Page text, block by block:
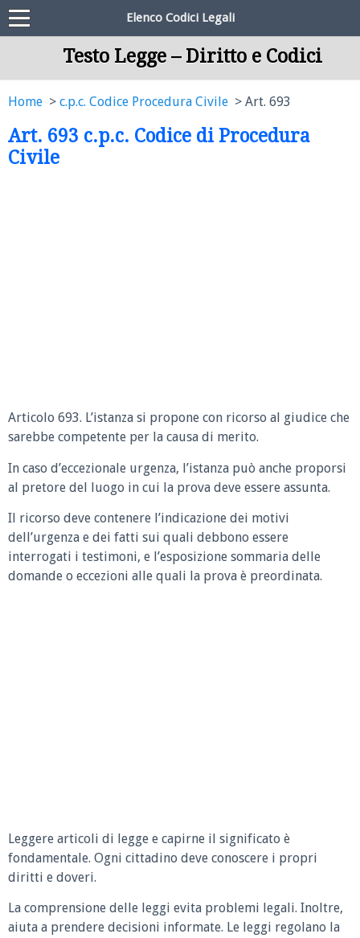
Elenco Codici Legali
Testo Legge – Diritto e Codici
Home c.p.c. Codice Procedura Civile Art. 693
Art. 693 c.p.c. Codice di Procedura
Civile
Articolo 693. L’istanza si propone con ricorso al giudice che
sarebbe competente per la causa di merito.
In caso d’eccezionale urgenza, l’istanza può anche proporsi
al pretore del luogo in cui la prova deve essere assunta.
Il ricorso deve contenere l’indicazione dei motivi
dell’urgenza e dei fatti sui quali debbono essere
interrogati i testimoni, e l’esposizione sommaria delle
domande o eccezioni alle quali la prova è preordinata.
Leggere articoli di legge e capirne il significato è
fondamentale. Ogni cittadino deve conoscere i propri
diritti e doveri.
La comprensione delle leggi evita problemi legali. Inoltre,
aiuta a prendere decisioni informate. Le leggi regolano la